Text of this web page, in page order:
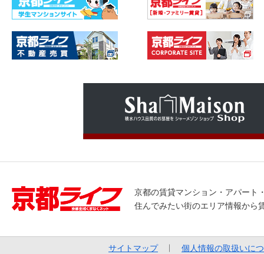
京都の賃貸マンション・アパート
住んでみたい街のエリア情報から
サイトマップ 個人情報の取扱いに